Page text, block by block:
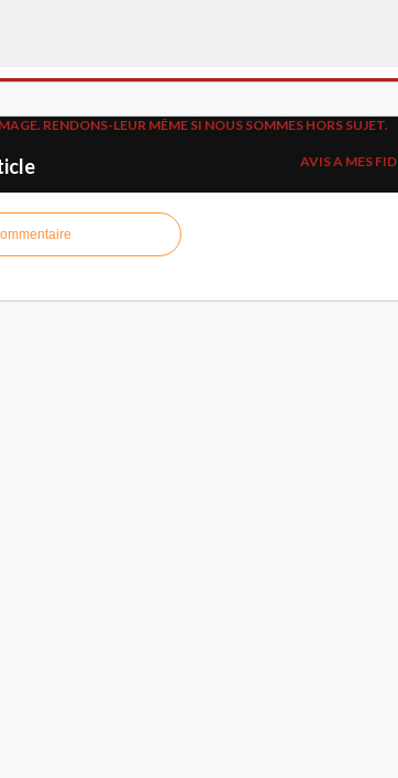
RENDONS-LEUR MÊME SI NOUS SOMMES HORS SUJET.
AVIS A MES